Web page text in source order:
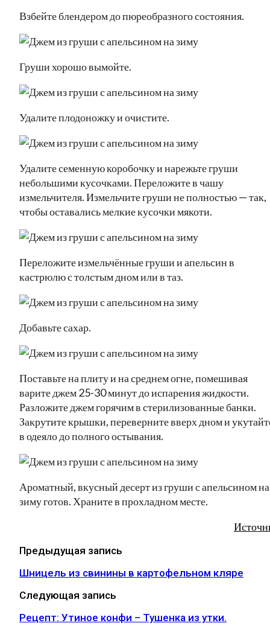
Взбейте блендером до пюреобразного состояния.
Груши хорошо вымойте.
Удалите плодоножку и очистите.
Удалите семенную коробочку и нарежьте груши
небольшими кусочками. Переложите в чашу
измельчителя. Измельчите груши не полностью — так,
чтобы оставались мелкие кусочки мякоти.
Переложите измельчённые груши и апельсин в
кастрюлю с толстым дном или в таз.
Добавьте сахар.
Поставьте на плиту и на среднем огне, помешивая
варите джем 25-30 минут до испарения жидкости.
Разложите джем горячим в стерилизованные банки.
Закрутите крышки, переверните вверх дном и
в одеяло до полного остывания.
Ароматный, вкусный десерт из груши с апельсином на
зиму готов. Храните в прохладном месте.
Предыдущая запись
Шницель из свинины в картофельном кляре
Следующая запись
Рецепт: Утиное конфи – Тушенка из утки.